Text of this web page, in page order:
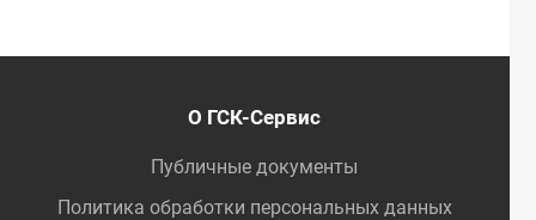
О ГСК-Сервис
Публичные документы
Политика обработки персональных данных